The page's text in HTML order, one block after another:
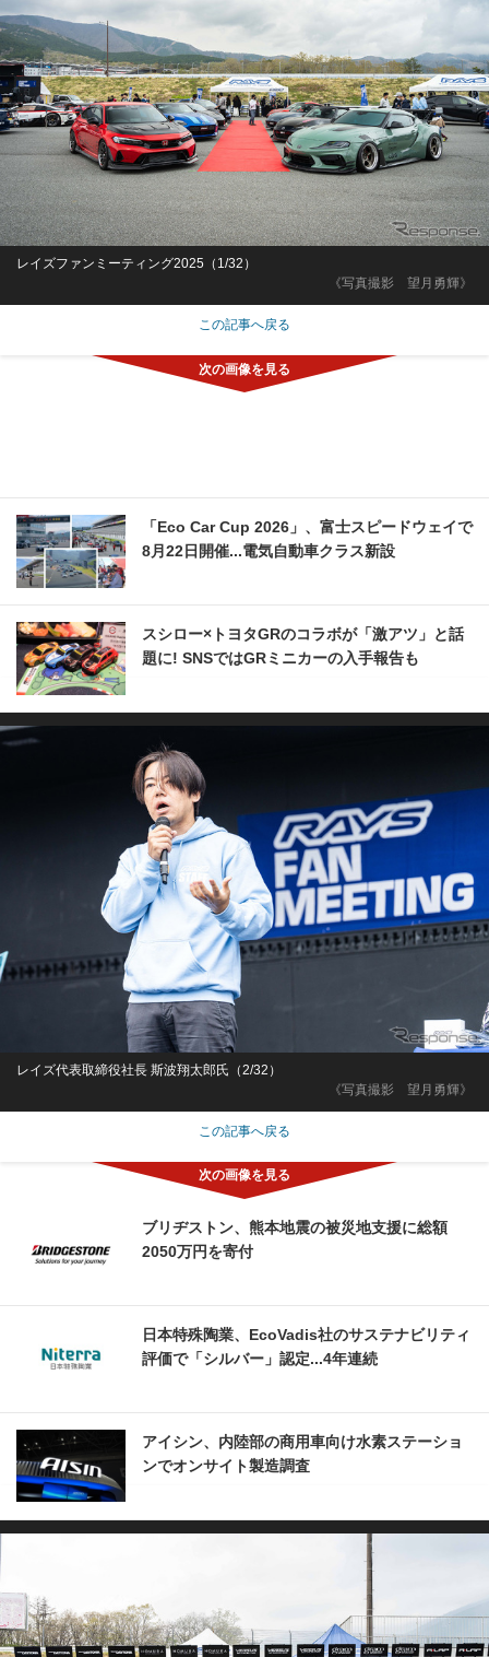
《写真撮影 望月勇輝》
レイズファンミーティング2025（1/32）
この記事へ戻る
「Eco Car Cup 2026」、富士スピードウェイで
8月22日開催...電気自動車クラス新設
スシロー×トヨタGRのコラボが「激アツ」と話
題に! SNSではGRミニカーの入手報告も
《写真撮影 望月勇輝》
レイズ代表取締役社長 斯波翔太郎氏（2/32）
この記事へ戻る
ブリヂストン、熊本地震の被災地支援に総額
2050万円を寄付
日本特殊陶業、EcoVadis社のサステナビリティ
評価で「シルバー」認定...4年連続
アイシン、内陸部の商用車向け水素ステーショ
ンでオンサイト製造調査